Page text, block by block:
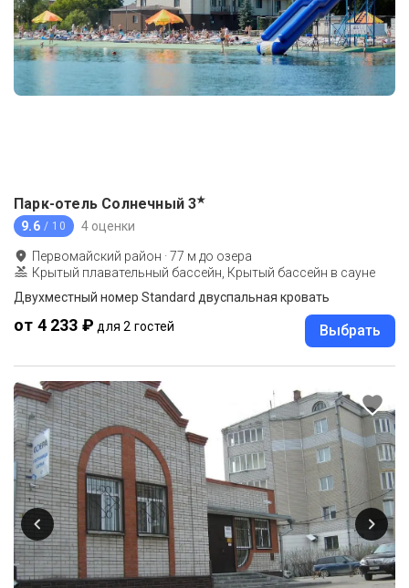
Парк-отель Солнечный 3★
9.6 / 10 4 оценки
Первомайский район ·77 м до озера
Крытый плавательный бассейн, Крытый бассейн в сауне
Двухместный номер Standard двуспальная кровать
от 4 233 ₽ для 2 гостей Выбрать